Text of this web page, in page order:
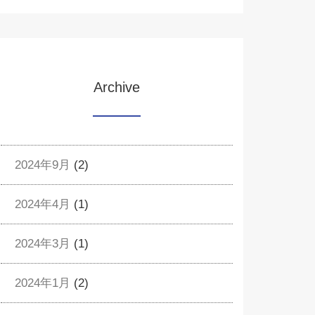
Archive
2024年9月 (2)
2024年4月 (1)
2024年3月 (1)
2024年1月 (2)